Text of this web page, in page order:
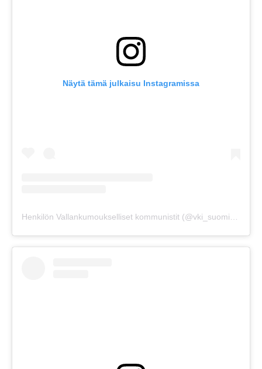
Näytä tämä julkaisu Instagramissa
Henkilön Vallankumoukselliset kommunistit (@vki_suomi) jakama julkaisu